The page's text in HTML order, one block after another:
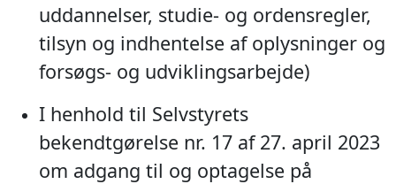
uddannelser, studie- og ordensregler,
tilsyn og indhentelse af oplysninger og
forsøgs- og udviklingsarbejde)
I henhold til Selvstyrets
bekendtgørelse nr. 17 af 27. april 2023
om adgang til og optagelse på